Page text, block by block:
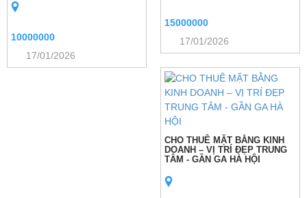
10000000
17/01/2026
15000000
17/01/2026
CHO THUÊ MẶT BẰNG KINH
DOANH – VỊ TRÍ ĐẸP TRUNG
TÂM - GẦN GA HÀ HỘI